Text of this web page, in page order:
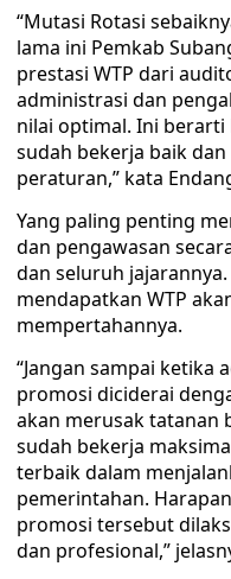
“Mutasi Rotasi
lama ini Pemkab
prestasi WTP dari
administrasi dan
nilai optimal. Ini berarti
sudah bekerja baik
peraturan,” kata
Yang paling penting
dan pengawasan
dan seluruh
mendapatkan WTP
mempertahannya.
“Jangan sampai ketika
promosi diciderai
akan merusak tatanan
sudah bekerja
terbaik dalam
pemerintahan.
promosi tersebut
dan profesional,”